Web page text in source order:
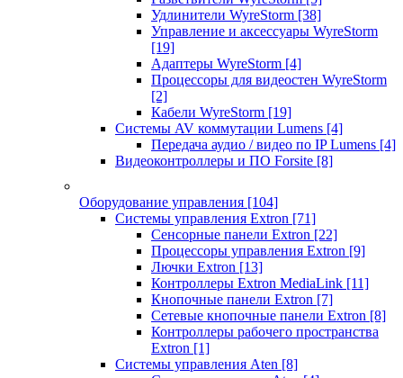
Удлинители WyreStorm [38]
Управление и аксессуары WyreStorm
[19]
Адаптеры WyreStorm [4]
Процессоры для видеостен WyreStorm
[2]
Кабели WyreStorm [19]
Системы AV коммутации Lumens [4]
Передача аудио / видео по IP Lumens [4]
Видеоконтроллеры и ПО Forsite [8]
Оборудование управления [104]
Системы управления Extron [71]
Сенсорные панели Extron [22]
Процессоры управления Extron [9]
Лючки Extron [13]
Контроллеры Extron MediaLink [11]
Кнопочные панели Extron [7]
Сетевые кнопочные панели Extron [8]
Контроллеры рабочего пространства
Extron [1]
Системы управления Aten [8]